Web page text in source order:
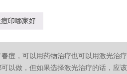
印哪家好
痘，可以用药物治疗也可以用激光治
以做，但如果选择激光治疗的话，应